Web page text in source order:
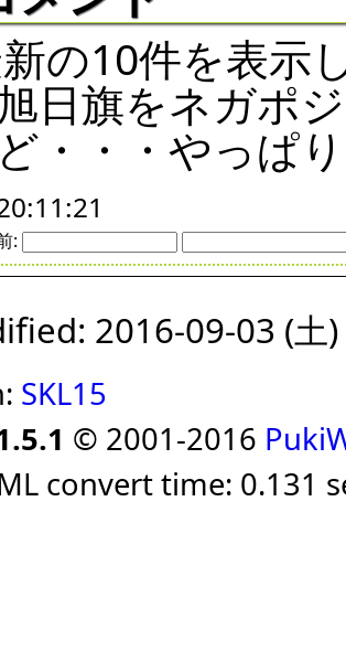
の10件を表示
日旗をネガポ
ど・・・やっぱ
:
2016-09-03 (土
SKL15
© 2001-2016
convert time: 0.131